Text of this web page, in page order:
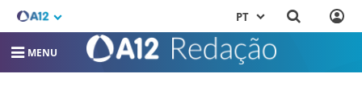
PT
MENU